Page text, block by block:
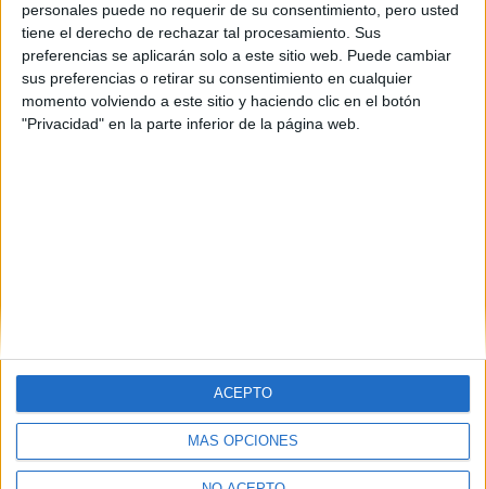
personales puede no requerir de su consentimiento, pero usted
tiene el derecho de rechazar tal procesamiento. Sus
preferencias se aplicarán solo a este sitio web. Puede cambiar
sus preferencias o retirar su consentimiento en cualquier
momento volviendo a este sitio y haciendo clic en el botón
"Privacidad" en la parte inferior de la página web.
MÁS OPCIONES
ACEPTO
Quiénes somos|Contactar|Anúnciate